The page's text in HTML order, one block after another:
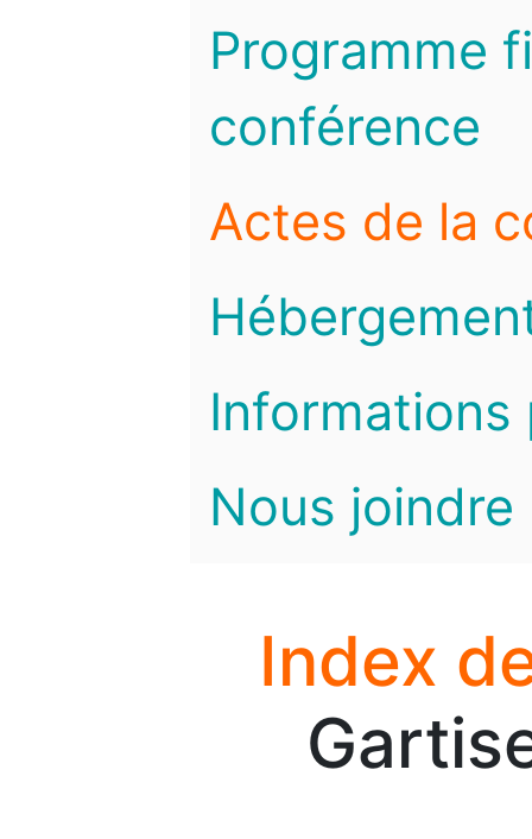
Programme
conférence
Actes de la
Informations
Nous joindre
Index